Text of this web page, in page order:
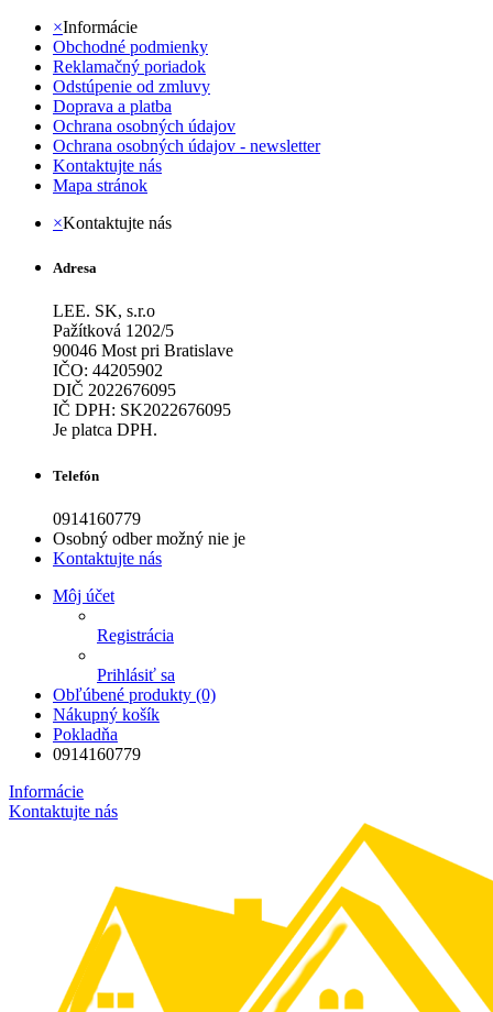
×Informácie
Obchodné podmienky
Reklamačný poriadok
Odstúpenie od zmluvy
Doprava a platba
Ochrana osobných údajov
Ochrana osobných údajov - newsletter
Kontaktujte nás
Mapa stránok
×Kontaktujte nás
Adresa
LEE. SK, s.r.o
Pažítková 1202/5
90046 Most pri Bratislave
IČO: 44205902
DIČ 2022676095
IČ DPH: SK2022676095
Je platca DPH.
Telefón
0914160779
Osobný odber možný nie je
Kontaktujte nás
Môj účet
Registrácia
Prihlásiť sa
Obľúbené produkty (0)
Nákupný košík
Pokladňa
0914160779
Informácie
Kontaktujte nás